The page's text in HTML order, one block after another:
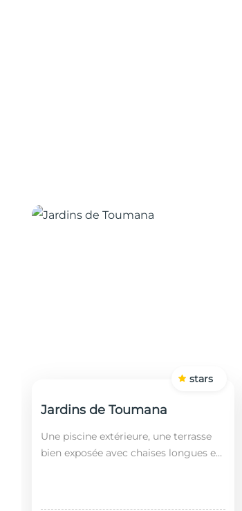
Jardins de Toumana
Une piscine extérieure, une terrasse
bien exposée avec chaises longues et
stars